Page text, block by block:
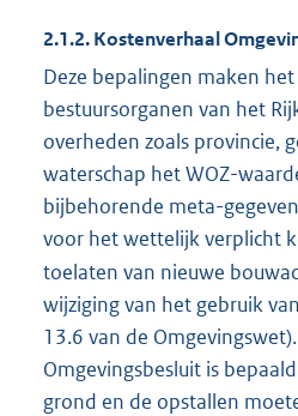
2.1.2. Kostenverhaal
Deze bepalingen maken
bestuursorganen van het
overheden zoals provincie,
waterschap het WOZ-
bijbehorende meta-
voor het wettelijk verplicht
toelaten van nieuwe
wijziging van het gebruik
13.6 van de
Omgevingsbesluit is
grond en de opstallen